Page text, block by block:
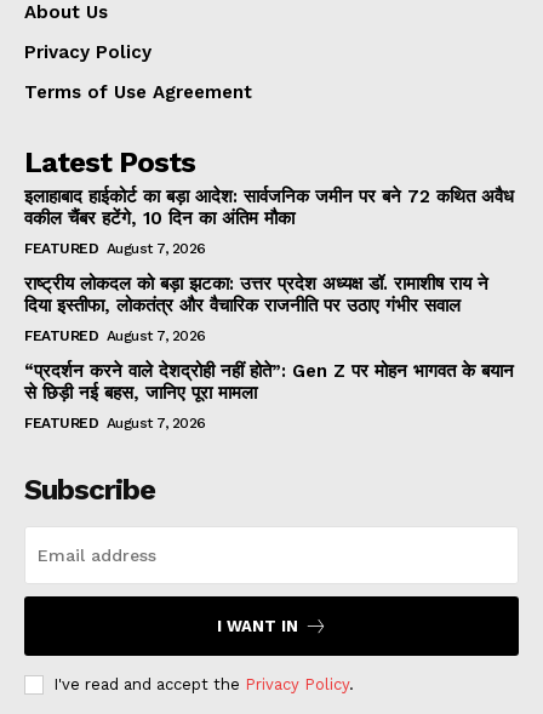
About Us
Privacy Policy
Terms of Use Agreement
Latest Posts
इलाहाबाद हाईकोर्ट का बड़ा आदेश: सार्वजनिक जमीन पर बने 72 कथित अवैध
वकील चैंबर हटेंगे, 10 दिन का अंतिम मौका
FEATURED August 7, 2026
राष्ट्रीय लोकदल को बड़ा झटका: उत्तर प्रदेश अध्यक्ष डॉ. रामाशीष राय ने
दिया इस्तीफा, लोकतंत्र और वैचारिक राजनीति पर उठाए गंभीर सवाल
FEATURED August 7, 2026
“प्रदर्शन करने वाले देशद्रोही नहीं होते”: Gen Z पर मोहन भागवत के बयान
से छिड़ी नई बहस, जानिए पूरा मामला
FEATURED August 7, 2026
Subscribe
I WANT IN
I've read and accept the Privacy Policy.